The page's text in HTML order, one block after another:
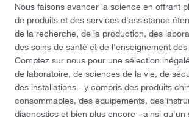
Nous faisons avancer la science en offrant
de produits et des services d'assistance
de la recherche, de la production, des
des soins de santé et de l'enseignement
Comptez sur nous pour une sélection
de laboratoire, de sciences de la vie, de
des installations - y compris des produits
consommables, des équipements, des
diagnostics et bien plus encore - ainsi qu'un